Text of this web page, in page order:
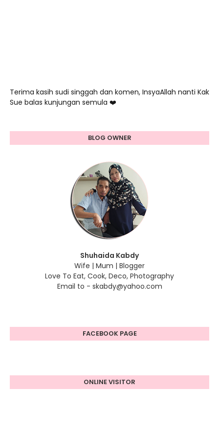
Terima kasih sudi singgah dan komen, InsyaAllah nanti Kak
Sue balas kunjungan semula ❤️
BLOG OWNER
Shuhaida Kabdy
Wife | Mum | Blogger
Love To Eat, Cook, Deco, Photography
Email to - skabdy@yahoo.com
FACEBOOK PAGE
ONLINE VISITOR